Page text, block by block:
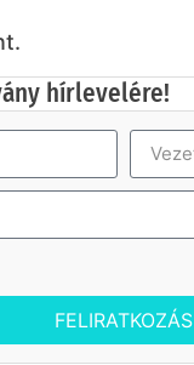
hírlevelére!
FELIRATKOZÁS